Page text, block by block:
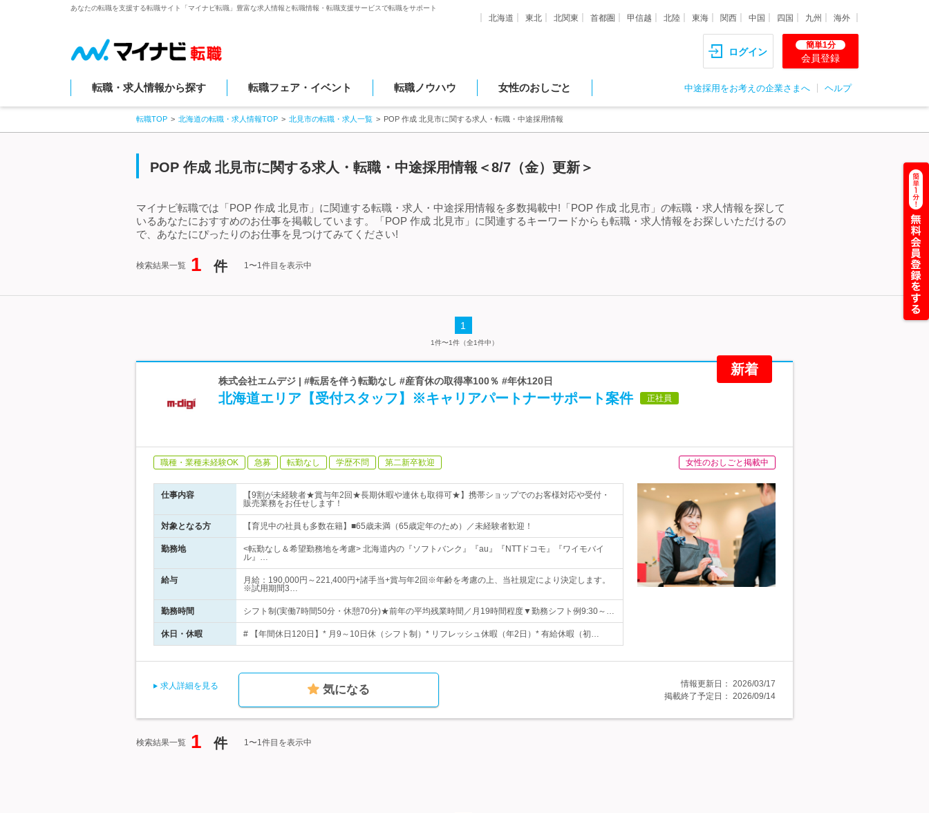
あなたの転職を支援する転職サイト「マイナビ転職」豊富な求人情報と転職情報・転職支援サービスで転職をサポート
北海道 東北 北関東 首都圏 甲信越 北陸 東海 関西 中国 四国 九州 海外
ログイン
簡単1分
会員登録
転職・求人情報から探す 転職フェア・イベント 転職ノウハウ 女性のおしごと 中途採用をお考えの企業さまへ ヘルプ
転職TOP 北海道の転職・求人情報TOP 北見市の転職・求人一覧 POP 作成 北見市に関する求人・転職・中途採用情報
POP 作成 北見市に関する求人・転職・中途採用情報＜8/7（金）更新＞
マイナビ転職では「POP 作成 北見市」に関連する転職・求人・中途採用情報を多数掲載中!「POP 作成 北見市」の転職・求人情報を探して
いるあなたにおすすめのお仕事を掲載しています。「POP 作成 北見市」に関連するキーワードからも転職・求人情報をお探しいただけるの
で、あなたにぴったりのお仕事を見つけてみてください!
検索結果一覧 1 件 1〜1件目を表示中
1
1件〜1件（全1件中）
新着
株式会社エムデジ | #転居を伴う転勤なし #産育休の取得率100％ #年休120日
北海道エリア【受付スタッフ】※キャリアパートナーサポート案件 正社員
職種・業種未経験OK 急募 転勤なし 学歴不問 第二新卒歓迎 女性のおしごと掲載中
仕事内容
【9割が未経験者★賞与年2回★長期休暇や連休も取得可★】携帯ショップでのお客様対応や受付・
販売業務をお任せします！
対象となる方 【育児中の社員も多数在籍】■65歳未満（65歳定年のため）／未経験者歓迎！
勤務地
<転勤なし＆希望勤務地を考慮> 北海道内の『ソフトバンク』『au』『NTTドコモ』『ワイモバイ
ル』…
給与
月給：190,000円～221,400円+諸手当+賞与年2回※年齢を考慮の上、当社規定により決定します。
※試用期間3…
勤務時間 シフト制(実働7時間50分・休憩70分)★前年の平均残業時間／月19時間程度▼勤務シフト例9:30～…
休日・休暇 # 【年間休日120日】* 月9～10日休（シフト制）* リフレッシュ休暇（年2日）* 有給休暇（初…
求人詳細を見る 気になる 情報更新日： 2026/03/17
掲載終了予定日： 2026/09/14
検索結果一覧 1 件 1〜1件目を表示中